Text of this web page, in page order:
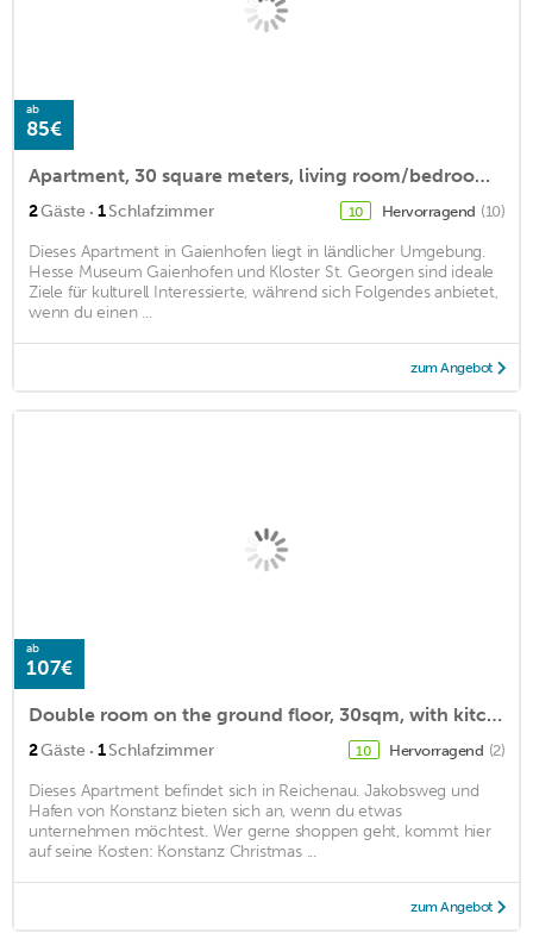
ab
85€
Apartment, 30 square meters, living room/bedroom, balcony, max. 2 people
2Gäste · 1Schlafzimmer 10 Hervorragend (10)
Dieses Apartment in Gaienhofen liegt in ländlicher Umgebung.
Hesse Museum Gaienhofen und Kloster St. Georgen sind ideale
Ziele für kulturell Interessierte, während sich Folgendes anbietet,
wenn du einen ...
zum Angebot
ab
107€
Double room on the ground floor, 30sqm, with kitchenette, shower and toilet
2Gäste · 1Schlafzimmer 10 Hervorragend (2)
Dieses Apartment befindet sich in Reichenau. Jakobsweg und
Hafen von Konstanz bieten sich an, wenn du etwas
unternehmen möchtest. Wer gerne shoppen geht, kommt hier
auf seine Kosten: Konstanz Christmas ...
zum Angebot